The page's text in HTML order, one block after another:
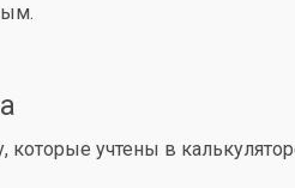
учтены в